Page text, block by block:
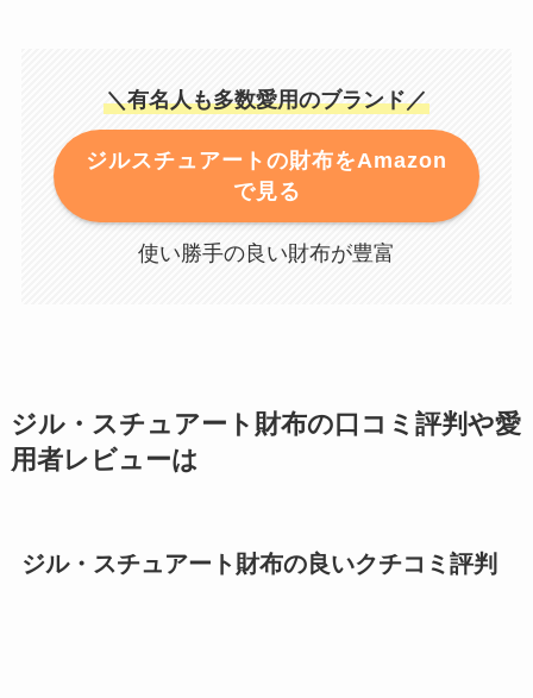
＼有名人も多数愛用のブランド／
ジルスチュアートの財布をAmazon
で見る
使い勝手の良い財布が豊富
ジル・スチュアート財布の口コミ評判や愛
用者レビューは
ジル・スチュアート財布の良いクチコミ評判